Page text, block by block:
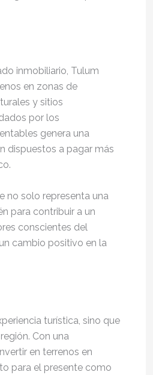
inmobiliario, Tulum
en zonas de
y sitios
por los
genera una
dispuestos a pagar más
no solo representa una
para contribuir a un
conscientes del
cambio positivo en la
turística, sino que
Con una
en terrenos en
para el presente como